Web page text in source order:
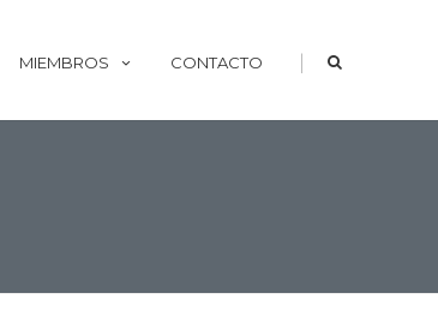
MIEMBROS CONTACTO |